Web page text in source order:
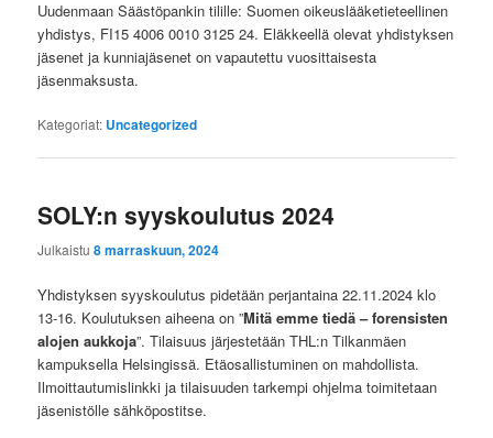
Uudenmaan Säästöpankin tilille: Suomen oikeuslääketieteellinen
yhdistys, FI15 4006 0010 3125 24. Eläkkeellä olevat yhdistyksen
jäsenet ja kunniajäsenet on vapautettu vuosittaisesta
jäsenmaksusta.
Kategoriat: Uncategorized
SOLY:n syyskoulutus 2024
Julkaistu8 marraskuun, 2024
Yhdistyksen syyskoulutus pidetään perjantaina 22.11.2024 klo
13-16. Koulutuksen aiheena on ”Mitä emme tiedä – forensisten
alojen aukkoja”. Tilaisuus järjestetään THL:n Tilkanmäen
kampuksella Helsingissä. Etäosallistuminen on mahdollista.
Ilmoittautumislinkki ja tilaisuuden tarkempi ohjelma toimitetaan
jäsenistölle sähköpostitse.